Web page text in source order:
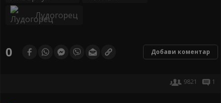
Лудогорец
0 Добави коментар
9821 1